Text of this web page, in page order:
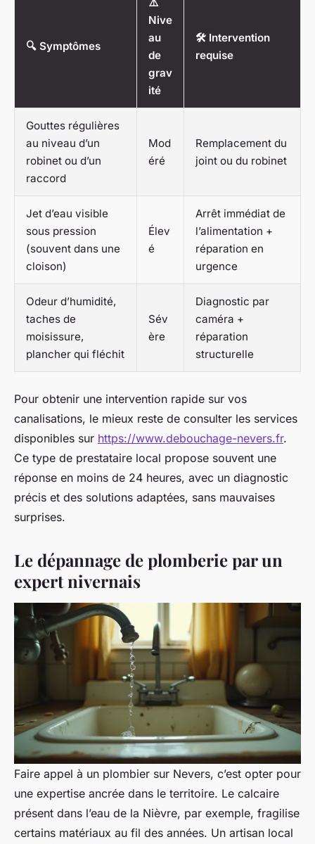
🔍 Symptômes
⚠️
Nive
au
de
grav
ité
🛠️ Intervention
requise
Gouttes régulières
au niveau d’un
robinet ou d’un
raccord
Mod
éré
Remplacement du
joint ou du robinet
Jet d’eau visible
sous pression
(souvent dans une
cloison)
Élev
é
Arrêt immédiat de
l’alimentation +
réparation en
urgence
Odeur d’humidité,
taches de
moisissure,
plancher qui fléchit
Sév
ère
Diagnostic par
caméra +
réparation
structurelle
Pour obtenir une intervention rapide sur vos
canalisations, le mieux reste de consulter les services
disponibles sur https://www.debouchage-nevers.fr.
Ce type de prestataire local propose souvent une
réponse en moins de 24 heures, avec un diagnostic
précis et des solutions adaptées, sans mauvaises
surprises.
Le dépannage de plomberie par un
expert nivernais
Faire appel à un plombier sur Nevers, c’est opter pour
une expertise ancrée dans le territoire. Le calcaire
présent dans l’eau de la Nièvre, par exemple, fragilise
certains matériaux au fil des années. Un artisan local